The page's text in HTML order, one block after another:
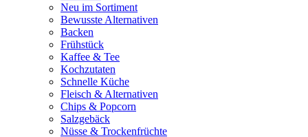
Neu im Sortiment
Bewusste Alternativen
Backen
Frühstück
Kaffee & Tee
Kochzutaten
Schnelle Küche
Fleisch & Alternativen
Chips & Popcorn
Salzgebäck
Nüsse & Trockenfrüchte